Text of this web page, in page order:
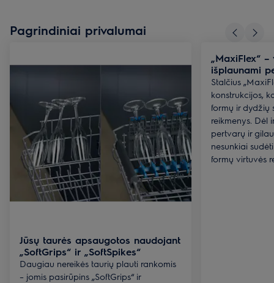
Pagrindiniai privalumai
Jūsų taurės apsaugotos naudojant
„SoftGrips“ ir „SoftSpikes“
Daugiau nereikės taurių plauti rankomis
– jomis pasirūpins „SoftGrips“ ir
„MaxiFlex“
išplaunami
Stalčius
konstrukcijos,
formų ir dydžių
reikmenys. Dėl
pertvarų ir
nesunkiai
formų virtuvės